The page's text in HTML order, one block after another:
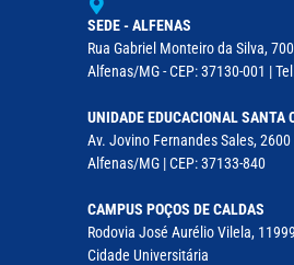
SEDE - ALFENAS
Rua Gabriel Monteiro da Silva,
Alfenas/MG - CEP: 37130-001 |
UNIDADE EDUCACIONAL SANTA
Av. Jovino Fernandes Sales,
Alfenas/MG | CEP: 37133-840
CAMPUS POÇOS DE CALDAS
Rodovia José Aurélio Vilela,
Cidade Universitária